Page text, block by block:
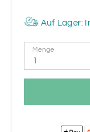
Auf Lager:
Menge
1